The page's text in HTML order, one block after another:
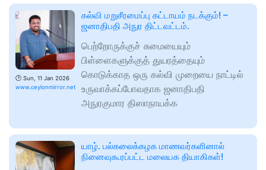
🕑 Sun, 11 Jan 2026
www.ceylonmirror.net
கல்வி மறுசீரமைப்பு கட்டாயம் நடக்கும்! –
ஜனாதிபதி அநுர திட்டவட்டம்.
பெற்றோருக்குச் சுமையையும்
பிள்ளைகளுக்குத் துயரத்தையும்
கொடுக்காத ஒரு கல்வி முறையை நாட்டில்
உருவாக்கப்போவதாக ஜனாதிபதி
அநுரகுமார திஸாநாயக்க
யாழ். பல்கலைக்கழக மாணவர்களினால்
நினைவுகூரப்பட்ட மலையக தியாகிகள்!